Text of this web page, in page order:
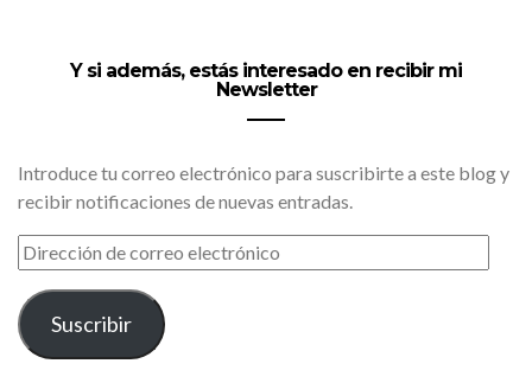
Y si además, estás interesado en recibir mi
Newsletter
Introduce tu correo electrónico para suscribirte a este blog y
recibir notificaciones de nuevas entradas.
DIRECCIÓN
DE
CORREO
ELECTRÓNICO
Suscribir